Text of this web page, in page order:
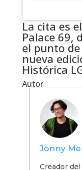
La cita es
Palace 69,
el punto
nueva
Histórica
Autor
Jonny
Creador